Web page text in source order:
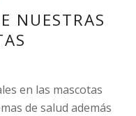
NUESTRAS
en las mascotas
de salud además